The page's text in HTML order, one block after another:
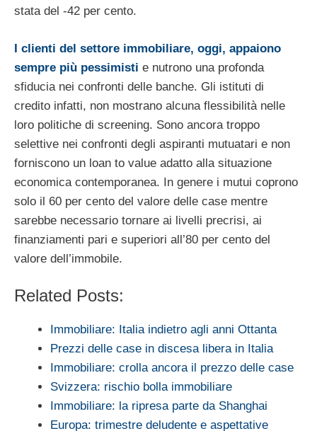
stata del -42 per cento.
I clienti del settore immobiliare, oggi, appaiono
sempre più pessimisti e nutrono una profonda
sfiducia nei confronti delle banche. Gli istituti di
credito infatti, non mostrano alcuna flessibilità nelle
loro politiche di screening. Sono ancora troppo
selettive nei confronti degli aspiranti mutuatari e non
forniscono un loan to value adatto alla situazione
economica contemporanea. In genere i mutui coprono
solo il 60 per cento del valore delle case mentre
sarebbe necessario tornare ai livelli precrisi, ai
finanziamenti pari e superiori all’80 per cento del
valore dell’immobile.
Related Posts:
Immobiliare: Italia indietro agli anni Ottanta
Prezzi delle case in discesa libera in Italia
Immobiliare: crolla ancora il prezzo delle case
Svizzera: rischio bolla immobiliare
Immobiliare: la ripresa parte da Shanghai
Europa: trimestre deludente e aspettative